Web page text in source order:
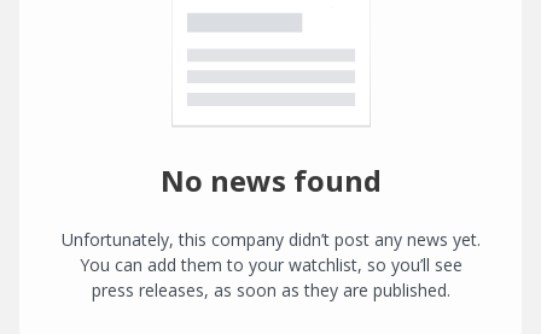
No news found
Unfortunately, this company didn’t post any news yet.
You can add them to your watchlist, so you’ll see
press releases, as soon as they are published.